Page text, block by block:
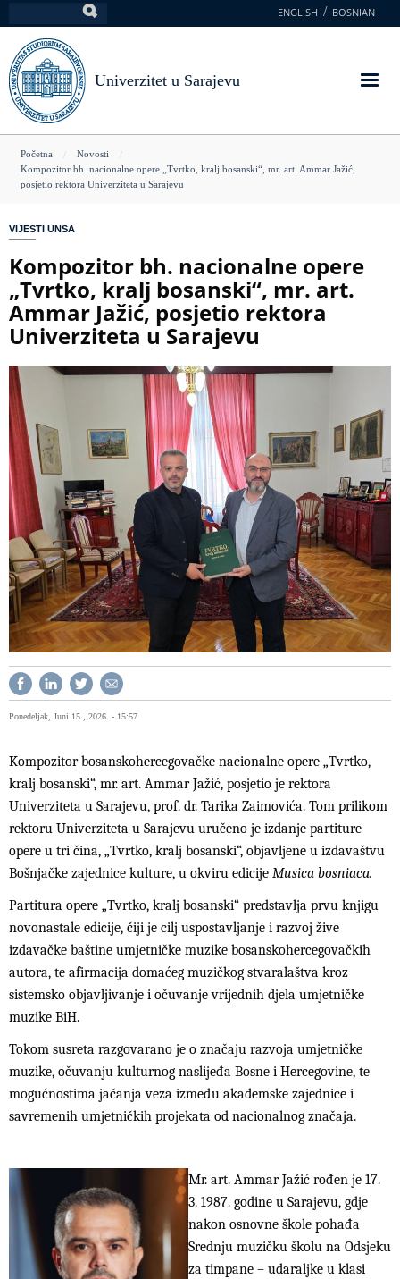
na
glavni
sadržaj
ENGLISH BOSNIAN
Univerzitet u Sarajevu
You
are
Početna
Novosti
Kompozitor bh. nacionalne opere „Tvrtko, kralj bosanski“, mr. art. Ammar Jažić,
posjetio rektora Univerziteta u Sarajevu
VIJESTI UNSA
Kompozitor bh. nacionalne opere
„Tvrtko, kralj bosanski“, mr. art.
Ammar Jažić, posjetio rektora
Univerziteta u Sarajevu
Ponedeljak, Juni 15., 2026. - 15:57
Kompozitor bosanskohercegovačke nacionalne opere „Tvrtko,
kralj bosanski“, mr. art. Ammar Jažić, posjetio je rektora
Univerziteta u Sarajevu, prof. dr. Tarika Zaimovića. Tom prilikom
rektoru Univerziteta u Sarajevu uručeno je izdanje partiture
opere u tri čina, „Tvrtko, kralj bosanski“, objavljene u izdavaštvu
Bošnjačke zajednice kulture, u okviru edicije Musica bosniaca.
Partitura opere „Tvrtko, kralj bosanski“ predstavlja prvu knjigu
novonastale edicije, čiji je cilj uspostavljanje i razvoj žive
izdavačke baštine umjetničke muzike bosanskohercegovačkih
autora, te afirmacija domaćeg muzičkog stvaralaštva kroz
sistemsko objavljivanje i očuvanje vrijednih djela umjetničke
muzike BiH.
Tokom susreta razgovarano je o značaju razvoja umjetničke
muzike, očuvanju kulturnog naslijeđa Bosne i Hercegovine, te
mogućnostima jačanja veza između akademske zajednice i
savremenih umjetničkih projekata od nacionalnog značaja.
Mr. art. Ammar Jažić rođen je 17.
3. 1987. godine u Sarajevu, gdje
nakon osnovne škole pohađa
Srednju muzičku školu na Odsjeku
za timpane – udaraljke u klasi